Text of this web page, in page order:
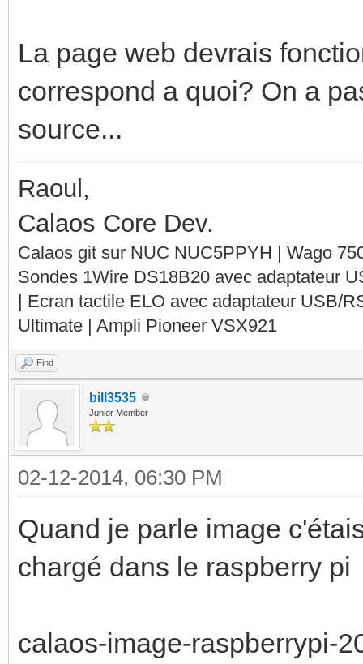
La page web devrais
correspond a quoi? On a
source...
Raoul,
Calaos Core Dev.
Calaos git sur NUC NUC5PPYH | Wago
Sondes 1Wire DS18B20 avec adaptateur
| Ecran tactile ELO avec adaptateur USB/
Ultimate | Ampli Pioneer VSX921
Find
bill3535
Junior Member
02-12-2014, 06:30 PM
Quand je parle image
chargé dans le raspberry pi
calaos-image-raspberrypi-